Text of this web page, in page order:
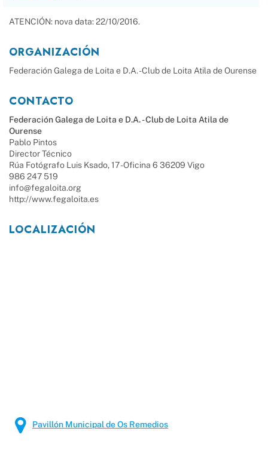
ATENCIÓN: nova data: 22/10/2016.
ORGANIZACIÓN
Federación Galega de Loita e D.A. - Club de Loita Atila de Ourense
CONTACTO
Federación Galega de Loita e D.A. - Club de Loita Atila de
Ourense
Pablo Pintos
Director Técnico
Rúa Fotógrafo Luis Ksado, 17 - Oficina 6 36209 Vigo
986 247 519
info@fegaloita.org
http://www.fegaloita.es
LOCALIZACIÓN
Pavillón Municipal de Os Remedios